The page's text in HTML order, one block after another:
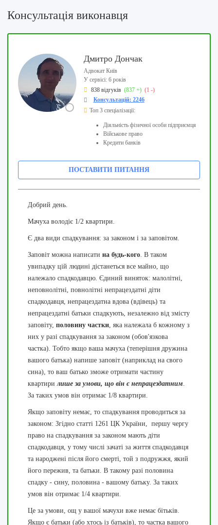
Консультація виконавця
Дмитро Дончак
Адвокат Київ
У сервісі: 6 років
838 відгуків (837 +) (1 -)
Консультацій: 2246
Топ 3 спеціалізації:
Діяльність фізичної особи підприємця
Військове право
Кредити банків
ПОСТАВИТИ ПИТАННЯ
Добрий день.
Мачуха володіє 1/2 квартири.
Є два види спадкування: за законом і за заповітом.
Заповіт можна написати на будь-кого. В таком
увипадку цій людині дістанеться все майно, що
належало спадкодавцю. Єдиний виняток: малолітні,
неповнолітні, повнолітні непрацездатні діти
спадкодавця, непрацездатна вдова (вдівець) та
непрацездатні батьки спадкують, незалежно від змісту
заповіту, половину частки, яка належала б кожному з
них у разі спадкування за законом (обов'язкова
частка). Тобто якщо ваша мачуха (теперішня дружина
вашого батька) напише заповіт (наприклад на свого
сина), то ваш батько зможе отримати частину
квартирилише за умови, що він є непрацездатним.
За таких умов він отримає 1/8 квартири.
Якщо заповіту немає, то спадкування проводиться за
законом: Згідно статті 1261 ЦК України, першу чергу
право на спадкування за законом мають діти
спадкодавця, у тому числі зачаті за життя спадкодавця
та народжені після його смерті, той з подружжя, який
його пережив, та батьки. В такому разі половина
спадку - сину, половина - вашому батьку. За таких
умов він отримає 1/4 квартири.
Це за умови, ощ у вашої мачухи вже немає бітьків.
Якщо є батьки (або хтось із батьків), то частка вашого